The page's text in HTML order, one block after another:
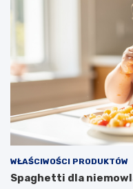
WŁAŚCIWOŚCI PRODUKTÓW
Spaghetti dla